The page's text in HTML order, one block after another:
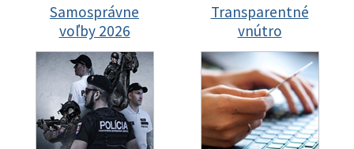
Samosprávne
voľby 2026
Transparentné
vnútro